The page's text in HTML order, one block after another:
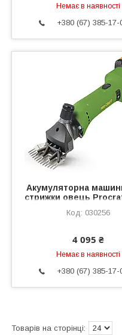
Немає в наявності
+380 (67) 385-17-
Акумуляторна
стрижки овець
030256
4 095 ₴
Немає в наявності
+380 (67) 385-17-